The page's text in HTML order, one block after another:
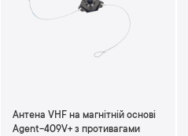
Антена VHF на магнітній основі
Agent-409V+ з противагами